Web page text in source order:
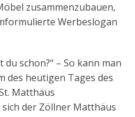
zusammenzubauen,
Werbeslogan
schon?“ – So kann man
des heutigen Tages des
Matthäus
der Zöllner Matthäus